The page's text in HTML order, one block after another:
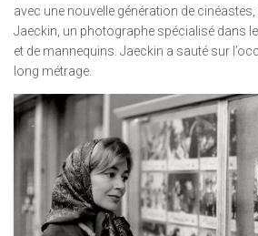
avec une nouvelle génération de
Jaeckin, un photographe spécialisé dans
et de mannequins. Jaeckin a sauté sur
long métrage.